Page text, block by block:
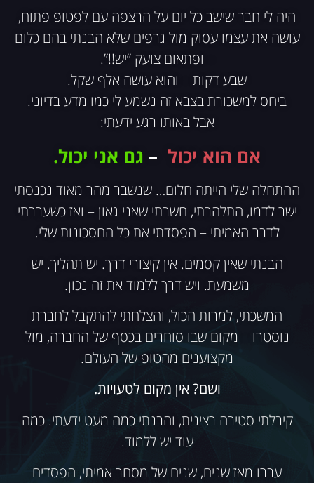
היה לי חבר שישב כל יום על הרצפה עם לפטופ פתוח,
עושה את עצמו עסוק מול גרפים שלא הבנתי בהם כלום
– ופתאום צועק “יש!!”.
שבע דקות – והוא עושה אלף שקל.
ביחס למשכורת בצבא זה נשמע לי כמו מדע בדיוני.
אבל באותו רגע ידעתי:
אם הוא יכול – גם אני יכול.
ההתחלה שלי הייתה חלום… שנשבר מהר מאוד נכנסתי
ישר לדמו, התלהבתי, חשבתי שאני גאון – ואז כשעברתי
לדבר האמיתי – הפסדתי את כל החסכונות שלי.
הבנתי שאין קסמים. אין קיצורי דרך. יש תהליך. יש
משמעת. ויש דרך ללמוד את זה נכון.
המשכתי, למרות הכול, והצלחתי להתקבל לחברת
נוסטרו – מקום שבו סוחרים בכסף של החברה, מול
מקצוענים מהטופ של העולם.
ושם? אין מקום לטעויות.
קיבלתי סטירה רצינית, והבנתי כמה מעט ידעתי. כמה
עוד יש ללמוד.
עברו מאז שנים, שנים של מסחר אמיתי, הפסדים